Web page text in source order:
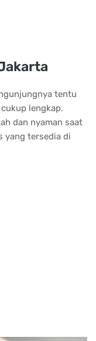
tentu
lengkap.
dan nyaman saat
yang tersedia di